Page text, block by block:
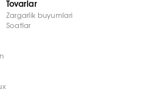
Tovarlar
Zargarlik buyumlari
Soatlar